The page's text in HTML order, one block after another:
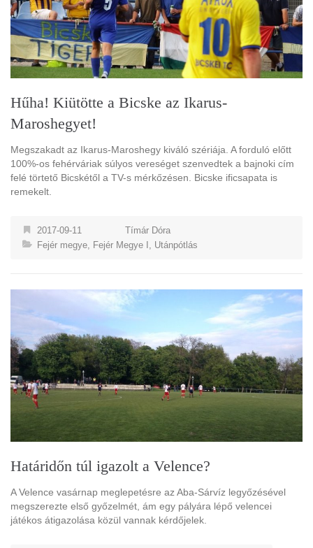
Hűha! Kiütötte a Bicske az Ikarus-
Maroshegyet!
Megszakadt az Ikarus-Maroshegy kiváló szériája. A forduló előtt
100%-os fehérváriak súlyos vereséget szenvedtek a bajnoki cím
felé törtető Bicskétől a TV-s mérkőzésen. Bicske ificsapata is
remekelt.
2017-09-11
Tímár Dóra
Fejér megye, Fejér Megye I , Utánpótlás
Határidőn túl igazolt a Velence?
A Velence vasárnap meglepetésre az Aba-Sárvíz legyőzésével
megszerezte első győzelmét, ám egy pályára lépő velencei
játékos átigazolása közül vannak kérdőjelek.